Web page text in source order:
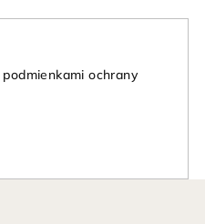
podmienkami ochrany